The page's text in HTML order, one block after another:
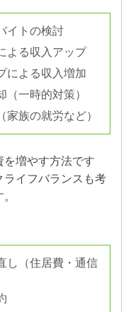
イトの検討
よる収入アップ
による収入増加
（一時的対策）
家族の就労など）
を増やす方法です
ライフバランスも考
し（住居費・通信